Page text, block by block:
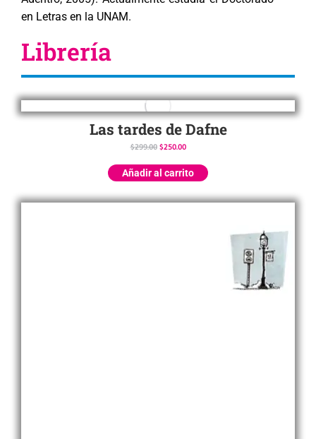
en Letras en la UNAM.
Librería
Las tardes de Dafne
$299.00 $250.00
Añadir al carrito